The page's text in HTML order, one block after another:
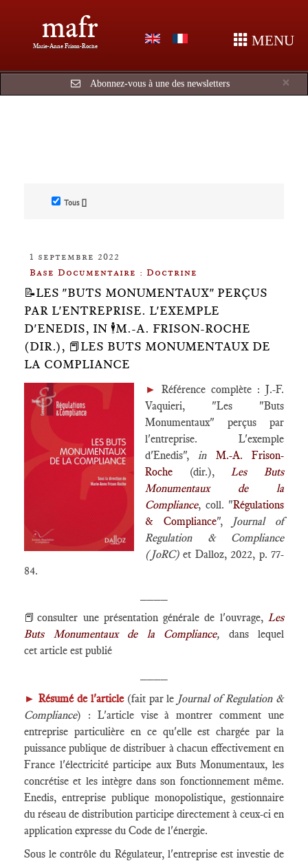
mafr
Marie-Anne Frison-Roche MENU
×
Abonnez-vous à une des newsletters
Tous []
1 septembre 2022
Base Documentaire : Doctrine
📝LES "BUTS MONUMENTAUX" PERÇUS
PAR L'ENTREPRISE. L'EXEMPLE
D'ENEDIS, IN 🕴️M.-A. FRISON-ROCHE
(DIR.), 📕LES BUTS MONUMENTAUX DE
LA COMPLIANCE
► Référence complète : J.-F.
Vaquieri, "Les "Buts
Monumentaux" perçus par
l'entreprise. L'exemple
d'Enedis",in
M.-A. Frison-
Roche (dir.),Les Buts
Monumentaux de la
Compliance, coll. "Régulations
& Compliance", Journal of
Regulation & Compliance
(JoRC) et Dalloz, 2022, p. 77-
84.
📕consulter une présentation générale de l'ouvrage, Les
Buts Monumentaux de la Compliance, dans lequel
cet article est publié
► Résumé de l'article (fait par le Journal of Regulation &
Compliance) : L'article vise à montrer comment une
entreprise particulière en ce qu'elle est chargée par la
puissance publique de distribuer à chacun effectivement en
France l'électricité participe aux Buts Monumentaux, les
concrétise et les intègre dans son fonctionnement même.
Enedis, entreprise publique monopolistique, gestionnaire
du réseau de distribution participe directement à ceux-ci en
application expresse du Code de l'énergie.
Sous le contrôle du Régulateur, l'entreprise est investie de